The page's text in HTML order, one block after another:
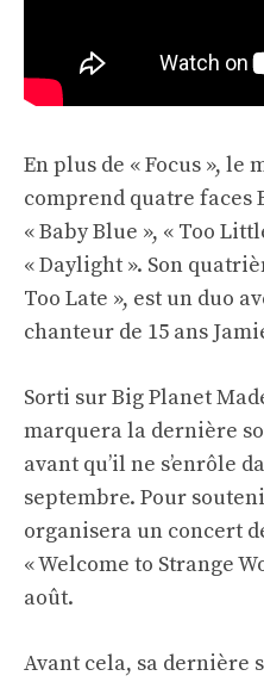
En plus de « Focus », le
comprend quatre faces
« Baby Blue », « Too
« Daylight ». Son
Too Late », est un duo
chanteur de 15 ans
Sorti sur Big Planet
marquera la dernière
avant qu’il ne s’enrôle
septembre. Pour
organisera un concert
« Welcome to Strange
août.
Avant cela, sa dernière